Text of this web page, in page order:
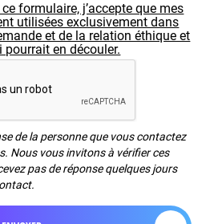
formulaire, j’accepte que mes
utilisées exclusivement dans
et de la relation éthique et
pourrait en découler.
de la personne que vous contactez
Nous vous invitons à vérifier ces
pas de réponse quelques jours